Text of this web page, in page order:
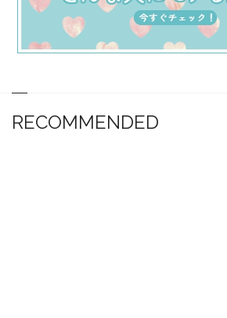
RECOMMENDED